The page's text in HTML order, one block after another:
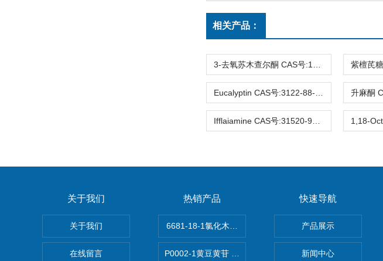
相关产品：
关于我们
关于我们
在线留言
热销产品
6681-18-1氯化木兰花碱,magnoflorine chloride,植物提取物,
P0002-1黄豆黄苷 40246-10-4 Glycitin 分析标准品
快速导航
产品展示
新闻中心